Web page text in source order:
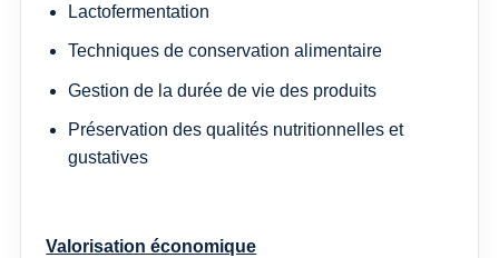
Lactofermentation
Techniques de conservation alimentaire
Gestion de la durée de vie des produits
Préservation des qualités nutritionnelles et
gustatives
Valorisation économique